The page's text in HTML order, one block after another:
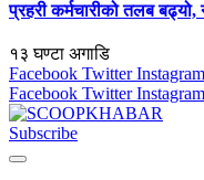
प्रहरी कर्मचारीको तलब
१३ घण्टा अगाडि
Facebook Twitter Instagram
Facebook Twitter Instagram
Subscribe